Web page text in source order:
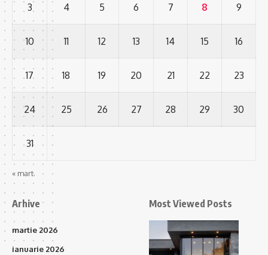
3 4 5 6 7 8 9
10 11 12 13 14 15 16
17 18 19 20 21 22 23
24 25 26 27 28 29 30
31
« mart.
Arhive
martie 2026
ianuarie 2026
Most Viewed Posts